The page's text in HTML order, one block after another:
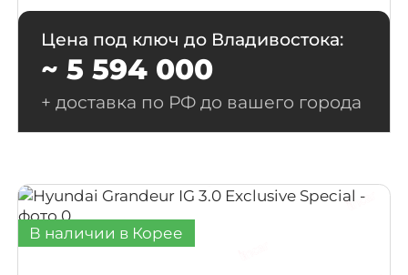
Цена под ключ до Владивостока:
~ 5 594 000
+ доставка по РФ до вашего города
В наличии в Корее